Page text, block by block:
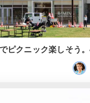
ピクニック楽しそう